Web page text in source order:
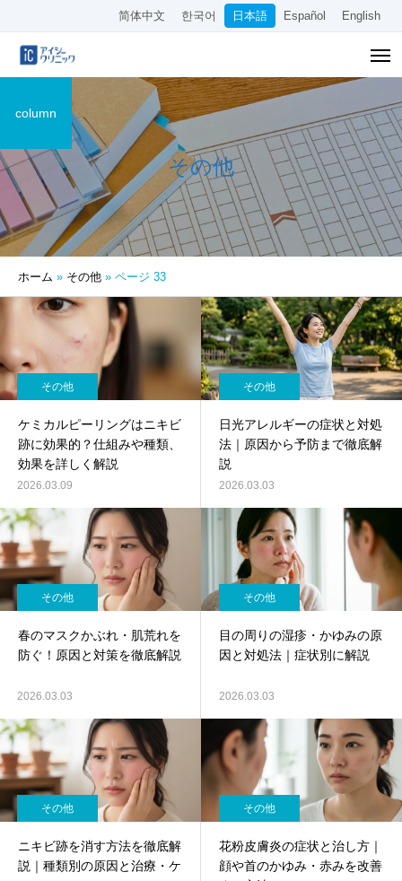
简体中文 한국어 日本語 Español English
その他
column
ホーム » その他 » ページ 33
その他
ケミカルピーリングはニキビ
跡に効果的？仕組みや種類、
効果を詳しく解説
2026.03.09
その他
日光アレルギーの症状と対処
法｜原因から予防まで徹底解
説
2026.03.03
その他
春のマスクかぶれ・肌荒れを
防ぐ！原因と対策を徹底解説
2026.03.03
その他
目の周りの湿疹・かゆみの原
因と対処法｜症状別に解説
2026.03.03
その他
ニキビ跡を消す方法を徹底解
説｜種類別の原因と治療・ケ
その他
花粉皮膚炎の症状と治し方｜
顔や首のかゆみ・赤みを改善